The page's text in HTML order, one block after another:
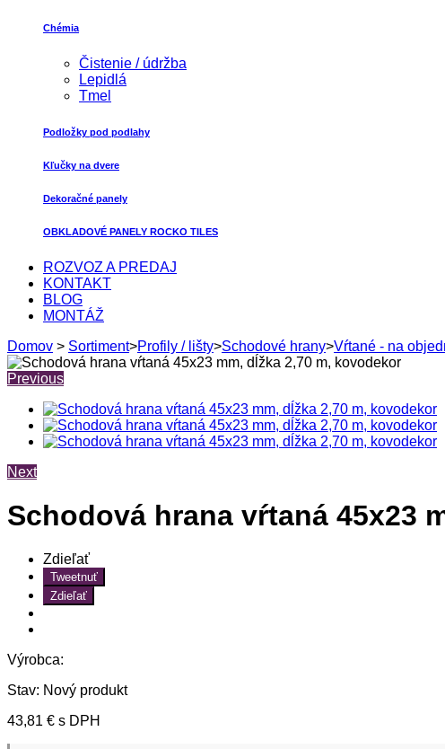
Chémia
Čistenie / údržba
Lepidlá
Tmel
Podložky pod podlahy
Kľučky na dvere
Dekoračné panely
OBKLADOVÉ PANELY ROCKO TILES
ROZVOZ A PREDAJ
KONTAKT
BLOG
MONTÁŽ
Domov > Sortiment>Profily / lišty>Schodové hrany>Vŕtané - na
Previous
Next
Schodová hrana vŕtaná 45x23
Zdieľať
Tweetnuť
Zdieľať
Výrobca:
Stav: Nový produkt
43,81 € s DPH